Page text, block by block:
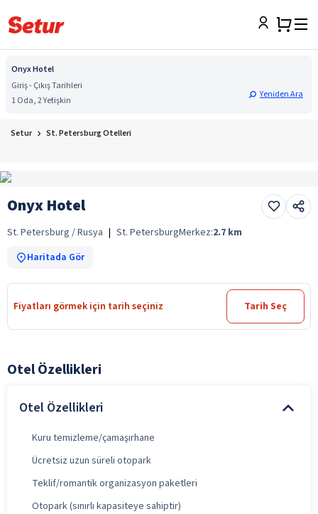
Onyx Hotel
Giriş - Çıkış Tarihleri
1 Oda, 2 Yetişkin
Yeniden Ara
Setur St. Petersburg Otelleri
Onyx Hotel
St. Petersburg / Rusya | St. PetersburgMerkez:2.7 km
Haritada Gör
Fiyatları görmek için tarih seçiniz Tarih Seç
Otel Özellikleri
Otel Özellikleri
Kuru temizleme/çamaşırhane
Ücretsiz uzun süreli otopark
Teklif/romantik organizasyon paketleri
Otopark (sınırlı kapasiteye sahiptir)